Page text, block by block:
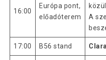
16:00
Európa pont,
előadóterem
A
17:00 B56 stand